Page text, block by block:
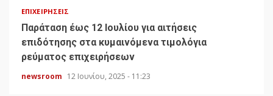
ΕΠΙΧΕΙΡΉΣΕΙΣ
Παράταση έως 12 Ιουλίου για αιτήσεις
επιδότησης στα κυμαινόμενα τιμολόγια
ρεύματος επιχειρήσεων
newsroom 12 Ιουνίου, 2025 - 11:23